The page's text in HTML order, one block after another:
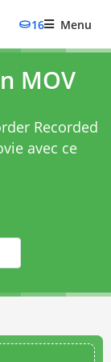
16 Menu
MOV
Recorded
avec ce